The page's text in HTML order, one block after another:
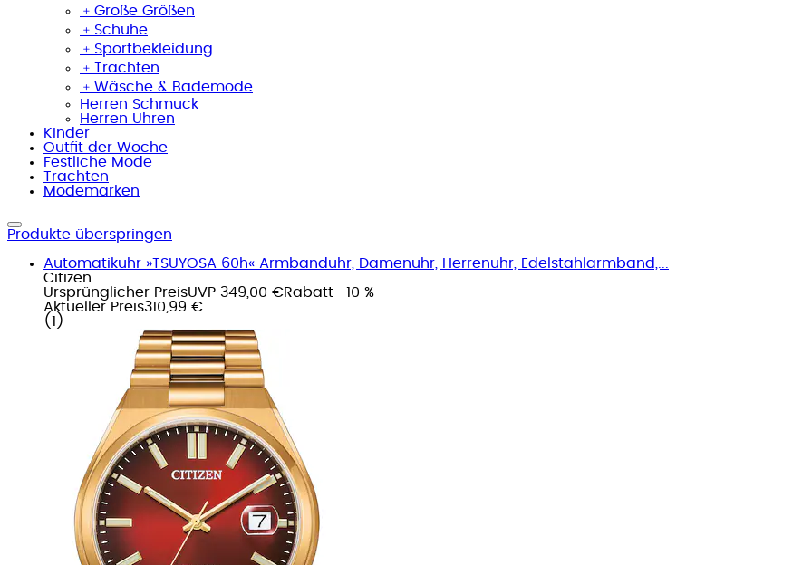
﹢ Große Größen
﹢ Schuhe
﹢ Sportbekleidung
﹢ Trachten
﹢ Wäsche & Bademode
Herren Schmuck
Herren Uhren
Kinder
Outfit der Woche
Festliche Mode
Trachten
Modemarken
Produkte überspringen
Automatikuhr »TSUYOSA 60h« Armbanduhr, Damenuhr, Herrenuhr, Edelstahlarmband,...
Citizen
Ursprünglicher PreisUVP 349,00 €Rabatt- 10 %
Aktueller Preis310,99 €
( 1 )